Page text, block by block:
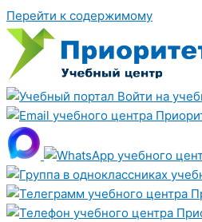
Перейти к содержимому
Войти на